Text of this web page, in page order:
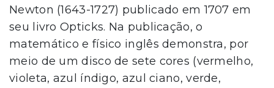
Newton (1643-1727) publicado em 1707 em
seu livro Opticks. Na publicação, o
matemático e físico inglês demonstra, por
meio de um disco de sete cores (vermelho,
violeta, azul índigo, azul ciano, verde,